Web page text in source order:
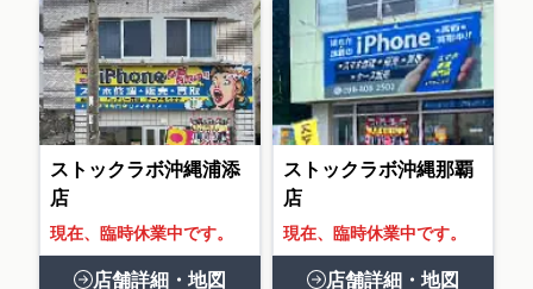
ストックラボ沖縄浦添
店
現在、臨時休業中です。
店舗詳細・地図
ストックラボ沖縄那覇
店
現在、臨時休業中です。
店舗詳細・地図